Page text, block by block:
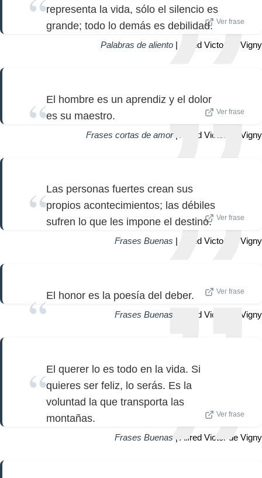
representa la vida, sólo el silencio es
grande; todo lo demás es debilidad. Ver frase
Palabras de aliento | Alfred Victor de Vigny
El hombre es un aprendiz y el dolor
es su maestro.
Ver frase
Frases cortas de amor| Alfred Victor de Vigny
Las personas fuertes crean sus
propios acontecimientos; las débiles
sufren lo que les impone el destino.
Ver frase
Frases Buenas | Alfred Victor de Vigny
El honor es la poesía del deber. Ver frase
Frases Buenas | Alfred Victor de Vigny
El querer lo es todo en la vida. Si
quieres ser feliz, lo serás. Es la
voluntad la que transporta las
montañas.
Ver frase
Frases Buenas | Alfred Victor de Vigny